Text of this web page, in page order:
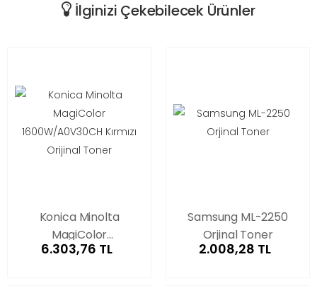
İlginizi Çekebilecek Ürünler
Konica Minolta
MagiColor
1600W/A0V30CH
6.303,76 TL
Samsung ML-2250
Orjinal Toner
2.008,28 TL